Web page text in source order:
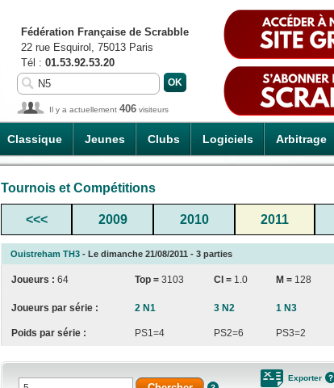
Classique Jeunes Clubs Logiciels Arbitrage
Fédération Française de Scrabble
22 rue Esquirol, 75013 Paris
Tél : 01.53.92.53.20
Il y a actuellement 406 visiteurs
Tournois et Compétitions
<<< 2009 2010 2011
Ouistreham TH3 - Le dimanche 21/08/2011 - 3 parties
Joueurs : 64 Top = 3103 CI = 1.0 M = 128
Joueurs par série : 2 N1 3 N2 1 N3
Poids par série : PS1=4 PS2=6 PS3=2
Exporter